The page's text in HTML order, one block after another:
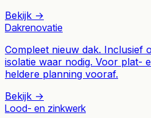
Bekijk →
Dakrenovatie
Compleet nieuw dak. Inclusief
isolatie waar nodig. Voor plat-
heldere planning vooraf.
Bekijk →
Lood- en zinkwerk